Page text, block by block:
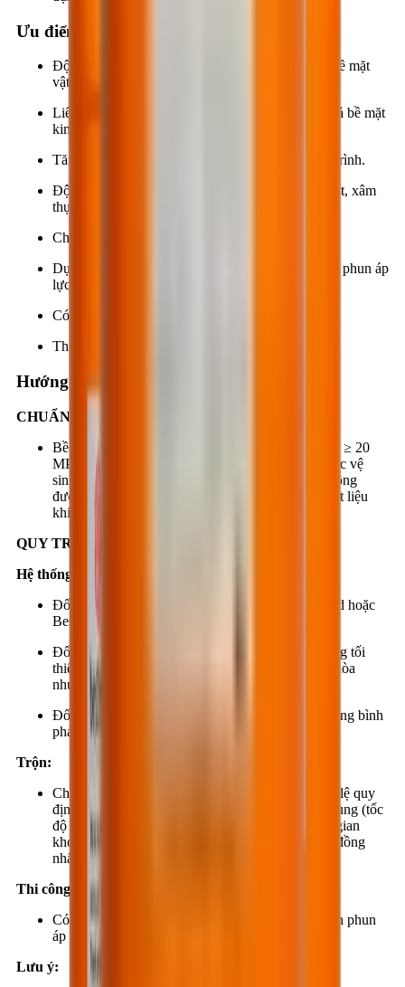
Ưu điểm
Độ thẩm thấu cao nên dễ chui sâu vào bên trong bề mặt
vật liệu.
Liên kết tốt với các bề mặt vật liệu xây dựng, kể cả bề mặt
kim loại.
Tăng độ bóng, độ thẩm mỹ và tăng tuổi thọ công trình.
Độ kháng mài mòn cơ học, kháng ăn mòn hóa chất, xâm
thực cao.
Chống thấm, chống nhiễm bẩn bề mặt.
Dụng cụ thi công đơn giản như: cọ quét, ru lô, vòi phun áp
lực...
Có thể thi công trực tiếp lên bề mặt ẩm.
Thân thiện môi trường.
Hướng dẫn thi công
CHUẨN BỊ BỀ MẶT:
Bề mặt phải đạt cường độ tối thiểu (cường độ nén: ≥ 20
MPa, cường độ kéo: ≥ 1.5 MPa). Bề mặt phải được vệ
sinh sạch sẽ dầu mỡ, bụi bẩn..., bề mặt vật liệu không
được đọng nước hoặc có độ ẩm > 16%. Bề mặt vật liệu
khi thi công phải được thông thoáng gió.
QUY TRÌNH THI CÔNG:
Hệ thống phủ:
Đối với bề mặt bị rỗ cần phải xử lý bằng BestBond hoặc
BestRepair trước khi ứng dụng BestSeal EP627.
Đối với bề mặt hấp thụ mạnh, bở, xốp phải thi công tối
thiểu 03 lớp BestSeal EP627 hoặc thẩm thấu bão hòa
nhưng không để đọng vũng.
Đối với bề mặt phẳng, đặc chắc và có độ nhám trung bình
phải thi công tối thiểu 2 lớp BestSeal EP627.
Trộn:
Cho thành phần B vào thành phần A theo đúng tỷ lệ quy
định. Dùng cần trộn điện hoặc máy trộn chuyên dụng (tốc
độ 300 tới 400 vòng/phút) trộn vật liệu trong thời gian
khoảng 3 phút hoặc lâu hơn cho đến khi hỗn hợp đồng
nhất.
Thi công:
Có thể thi công bằng cọ, ru-lô lông ngắn hoặc bình phun
áp lực.
Lưu ý: